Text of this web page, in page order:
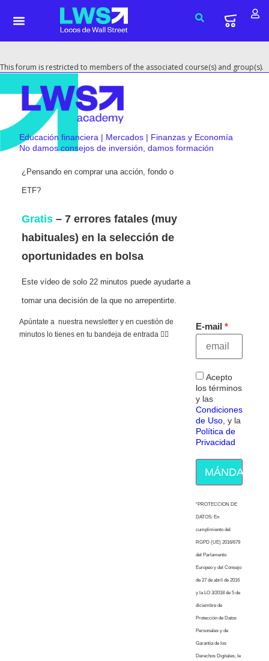
This forum is restricted to members of the associated course(s) and group(s).
Educación financiera | Mercados | Finanzas y Economía
No damos consejos de inversión, damos formación
¿Pensando en comprar una acción, fondo o
ETF?
Gratis – 7 errores fatales (muy
habituales) en la selección de
oportunidades en bolsa
Este vídeo de solo 22 minutos puede ayudarte a
tomar una decisión de la que no arrepentirte.
Apúntate a nuestra newsletter y en cuestión de
minutos lo tienes en tu bandeja de entrada 👇🏻
E-mail
Acepto
los términos
y las
Condiciones
de Uso, y la
Política de
Privacidad
MÁNDAME
“PROTECCION DE
DATOS: En
cumplimiento del
RGPD (UE) 2016/679
del Parlamento
Europeo y del Consejo
de 27 de abril de 2016
y la LO 3/2018 de 5 de
diciembre de
Protección de Datos
Personales y de
Garantía de los
Derechos Digitales, le